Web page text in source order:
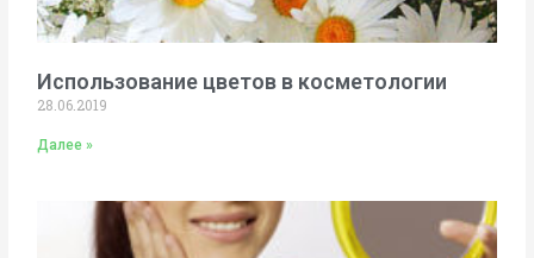
Использование цветов в косметологии
28.06.2019
Далее »